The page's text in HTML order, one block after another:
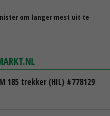
om langer mest uit te
185 trekker (HIL) #778129